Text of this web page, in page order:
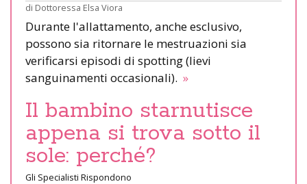
di Dottoressa Elsa Viora
Durante l'allattamento, anche esclusivo,
possono sia ritornare le mestruazioni sia
verificarsi episodi di spotting (lievi
sanguinamenti occasionali). »
Il bambino starnutisce
appena si trova sotto il
sole: perché?
Gli Specialisti Rispondono